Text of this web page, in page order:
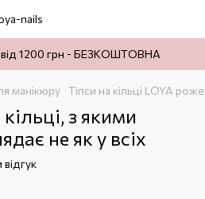
від 1200 грн - БЕЗКОШТОВНА
манікюру Тіпси на кільці LOYA
з якими
не як у всіх